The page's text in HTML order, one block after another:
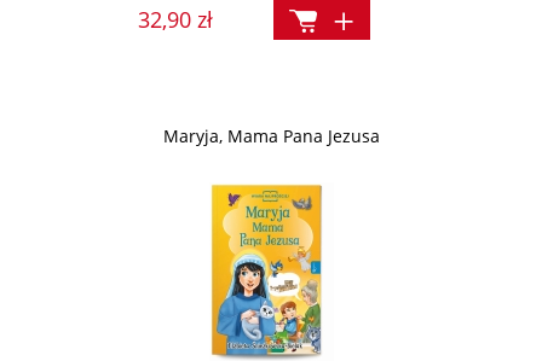
32,90 zł
Maryja, Mama Pana Jezusa